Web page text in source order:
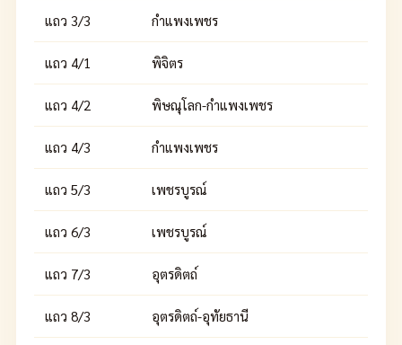
แถว 3/3 กำแพงเพชร
แถว 4/1 พิจิตร
แถว 4/2 พิษณุโลก-กำแพงเพชร
แถว 4/3 กำแพงเพชร
แถว 5/3 เพชรบูรณ์
แถว 6/3 เพชรบูรณ์
แถว 7/3 อุตรดิตถ์
แถว 8/3 อุตรดิตถ์-อุทัยธานี